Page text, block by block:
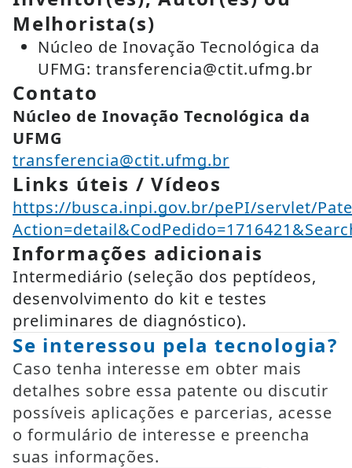
Melhorista(s)
Núcleo de Inovação Tecnológica da
UFMG: transferencia@ctit.ufmg.br
Contato
Núcleo de Inovação Tecnológica da
UFMG
transferencia@ctit.ufmg.br
Links úteis / Vídeos
https://busca.inpi.gov.br/pePI/servlet/
Informações adicionais
Intermediário (seleção dos peptídeos,
desenvolvimento do kit e testes
preliminares de diagnóstico).
Se interessou pela tecnologia?
Caso tenha interesse em obter mais
detalhes sobre essa patente ou discutir
possíveis aplicações e parcerias, acesse
o formulário de interesse e preencha
suas informações.